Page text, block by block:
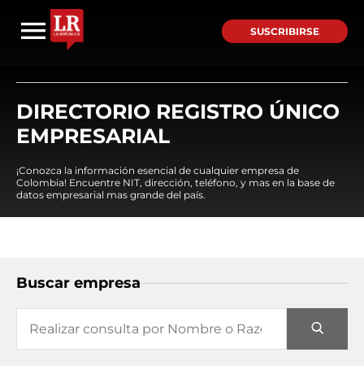
SUSCRIBIRSE
DIRECTORIO REGISTRO ÚNICO
EMPRESARIAL
¡Conozca la información esencial de cualquier empresa de
Colombia! Encuentre NIT, dirección, teléfono, y mas en la base de
datos empresarial mas grande del país.
Buscar empresa